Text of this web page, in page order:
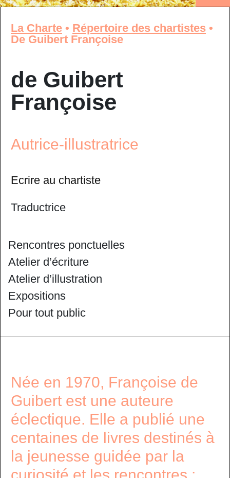
La Charte • Répertoire des chartistes •
De Guibert Françoise
de Guibert
Françoise
Autrice-illustratrice
Ecrire au chartiste
Traductrice
Rencontres ponctuelles
Atelier d’écriture
Atelier d’illustration
Expositions
Pour tout public
Née en 1970, Françoise de
Guibert est une auteure
éclectique. Elle a publié une
centaines de livres destinés à
la jeunesse guidée par la